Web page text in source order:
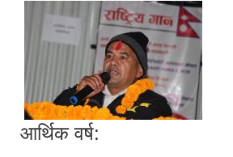
आर्थिक वर्ष: